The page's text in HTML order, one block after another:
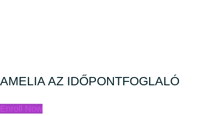
AMELIA AZ IDŐPONTFOGLALÓ
Enroll Now